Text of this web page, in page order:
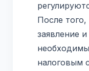
После
заявление
налоговым